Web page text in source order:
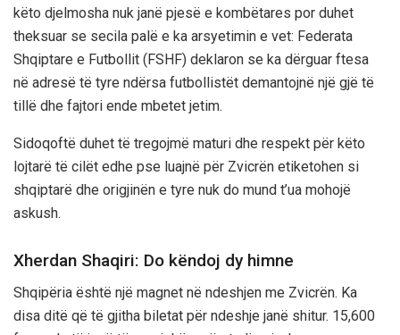
këto djelmosha nuk janë pjesë e kombëtares por duhet
theksuar se secila palë e ka arsyetimin e vet: Federata
Shqiptare e Futbollit (FSHF) deklaron se ka dërguar ftesa
në adresë të tyre ndërsa futbollistët demantojnë një gjë të
tillë dhe fajtori ende mbetet jetim.
Sidoqoftë duhet të tregojmë maturi dhe respekt për këto
lojtarë të cilët edhe pse luajnë për Zvicrën etiketohen si
shqiptarë dhe origjinën e tyre nuk do mund t’ua mohojë
askush.
Xherdan Shaqiri: Do këndoj dy himne
Shqipëria është një magnet në ndeshjen me Zvicrën. Ka
disa ditë që të gjitha biletat për ndeshje janë shitur. 15,600